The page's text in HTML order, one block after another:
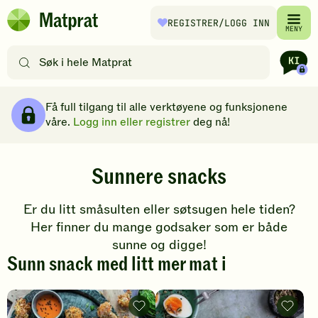
Hopp til hovedinnhold
Matprat
REGISTRER/LOGG INN MENY
etter
filtre
Få full tilgang til alle verktøyene og funksjonene
våre. Logg inn eller registrerdeg nå!
Sunnere snacks
Er du litt småsulten eller søtsugen hele tiden?
Her finner du mange godsaker som er både
sunne og digge!
Sunn snack med litt mer mat i
Blomkålvinger
Kokt